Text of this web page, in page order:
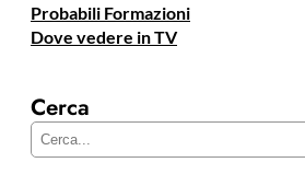
Probabili Formazioni
Dove vedere in TV
Cerca
e